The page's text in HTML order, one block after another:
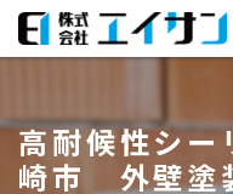
高耐候性シ
崎市 外壁塗